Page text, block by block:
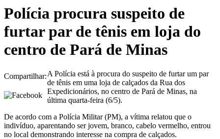
Polícia procura suspeito de
furtar par de tênis em loja do
centro de Pará de Minas
Compartilhar:A Polícia está à procura do suspeito de furtar um par
de tênis em uma loja de calçados da Rua dos
Expedicionários, no centro de Pará de Minas, na
última quarta-feira (6/5).
De acordo com a Polícia Militar (PM), a vítima relatou que o
indivíduo, aparentando ser jovem, branco, cabelo vermelho, entrou
no local demonstrando interesse na compra de calçados.